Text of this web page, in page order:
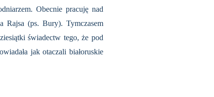
Obecnie pracuję nad
Rajsa (ps. Bury). Tymczasem
świadectw tego, że pod
jak otaczali białoruskie